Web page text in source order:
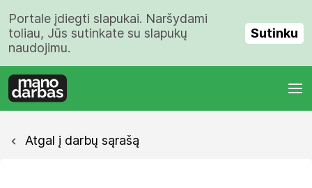
Portale įdiegti slapukai. Naršydami
toliau, Jūs sutinkate su slapukų
naudojimu.
Sutinku
Atgal į darbų sąrašą